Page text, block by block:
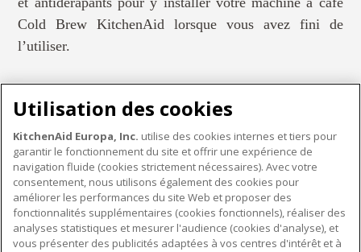
Cold Brew KitchenAid lorsque vous avez fini de
l’utiliser.
PETITS ÉLECTROMÉNAGERS
À PROPOS DE KITCHENAID
Utilisation des cookies
KitchenAid Europa, Inc. utilise des cookies internes et tiers pour
garantir le fonctionnement du site et offrir une expérience de
navigation fluide (cookies strictement nécessaires). Avec votre
consentement, nous utilisons également des cookies pour
améliorer les performances du site Web et proposer des
fonctionnalités supplémentaires (cookies fonctionnels), réaliser des
analyses statistiques et mesurer l'audience (cookies d'analyse), et
vous présenter des publicités adaptées à vos centres d'intérêt et à